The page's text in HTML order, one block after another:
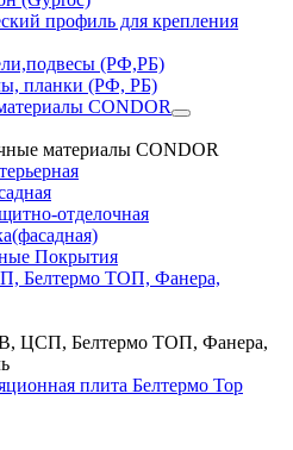
профиль для крепления
(РФ,РБ)
планки (РФ, РБ)
CONDOR
материалы CONDOR
отделочная
Покрытия
Белтермо ТОП, Фанера,
ЦСП, Белтермо ТОП, Фанера,
плита Белтермо Top